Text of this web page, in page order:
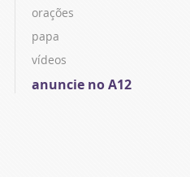
orações
papa
vídeos
anuncie no A12